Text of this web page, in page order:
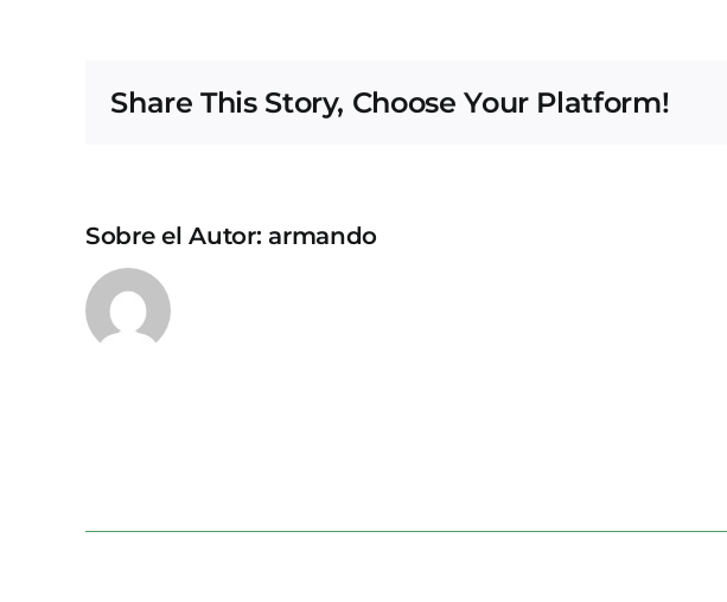
Share This Story, Choose Your Platform!
Sobre el Autor: armando